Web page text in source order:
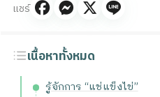
แชร์
เนื้อหาทั้งหมด
รู้จักการ “แช่แข็งไข่”